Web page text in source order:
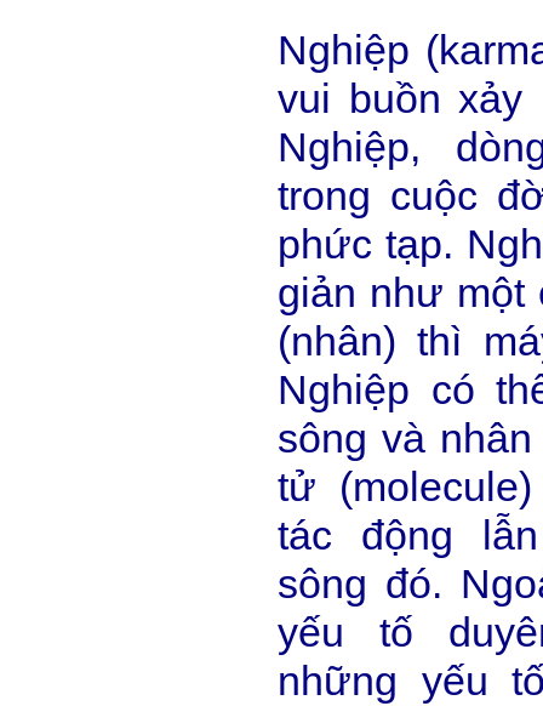
Nghiệp
vui buồn
Nghiệp,
trong cuộc
phức tạp.
giản như một
(nhân) thì
Nghiệp có
sông và
tử
tác động
sông đó.
yếu tố
những yếu